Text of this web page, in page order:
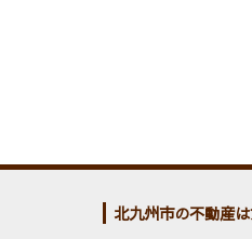
北九州市の不動産